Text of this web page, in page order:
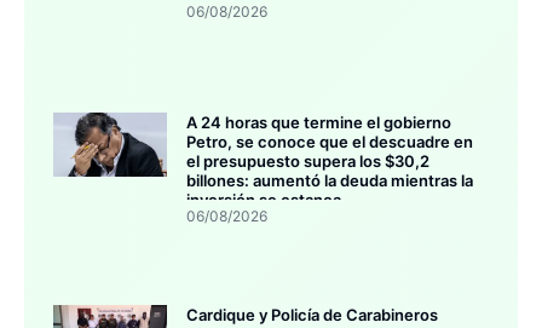
06/08/2026
A 24 horas que termine el gobierno
Petro, se conoce que el descuadre en
el presupuesto supera los $30,2
billones: aumentó la deuda mientras la
inversión se estanca
06/08/2026
Cardique y Policía de Carabineros